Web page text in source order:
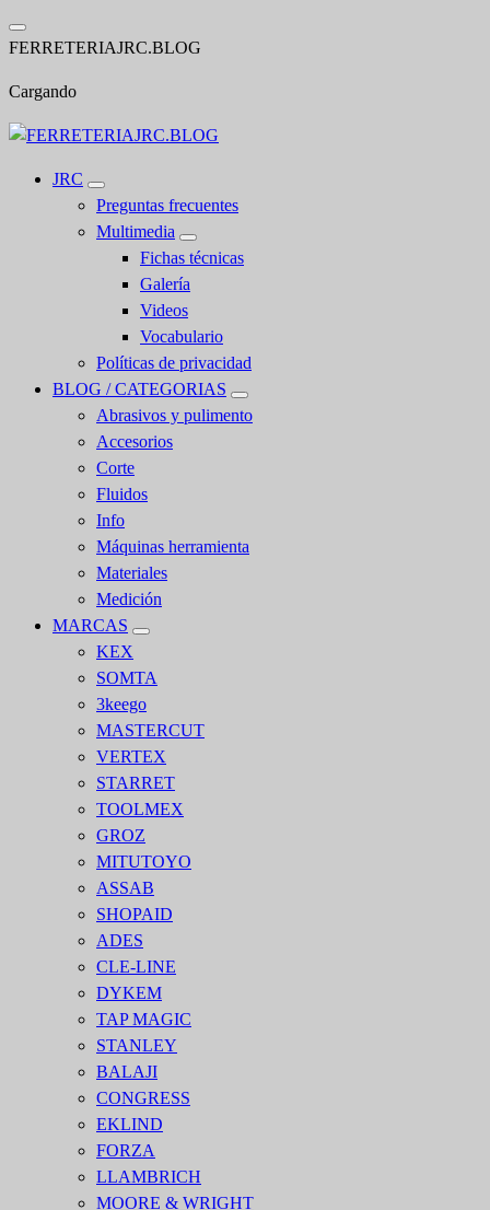
Saltar
al
FERRETERIAJRC.BLOG
Cargando
JRC
Preguntas frecuentes
Multimedia
Fichas técnicas
Galería
Videos
Vocabulario
Políticas de privacidad
BLOG / CATEGORIAS
Abrasivos y pulimento
Accesorios
Corte
Fluidos
Info
Máquinas herramienta
Materiales
Medición
MARCAS
KEX
SOMTA
3keego
MASTERCUT
VERTEX
STARRET
TOOLMEX
GROZ
MITUTOYO
ASSAB
SHOPAID
ADES
CLE-LINE
DYKEM
TAP MAGIC
STANLEY
BALAJI
CONGRESS
EKLIND
FORZA
LLAMBRICH
MOORE & WRIGHT